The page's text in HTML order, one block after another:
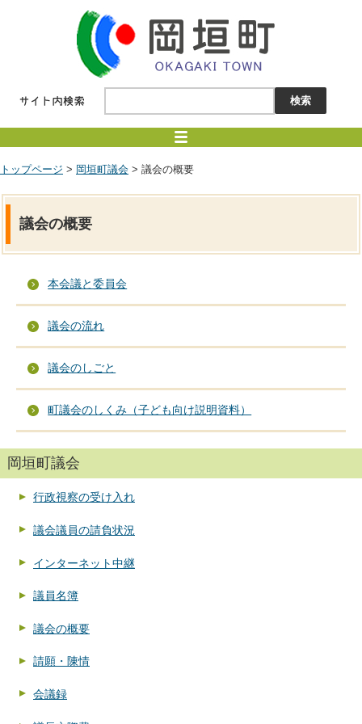
トップページ > 岡垣町議会 > 議会の概要
議会の概要
本会議と委員会
議会の流れ
議会のしごと
町議会のしくみ（子ども向け説明資料）
岡垣町議会
行政視察の受け入れ
議会議員の請負状況
インターネット中継
議員名簿
議会の概要
請願・陳情
会議録